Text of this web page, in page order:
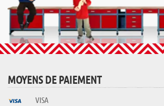
MOYENS DE PAIEMENT
VISA